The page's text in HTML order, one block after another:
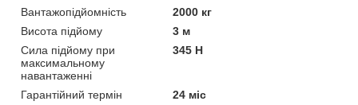
Вантажопідйомність
2000 кг
Висота підйому
3 м
Сила підйому при
максимальному
навантаженні
345 Н
Гарантійний термін
24 міс